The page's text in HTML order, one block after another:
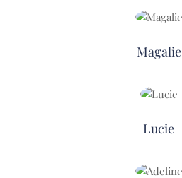
Magalie
Lucie